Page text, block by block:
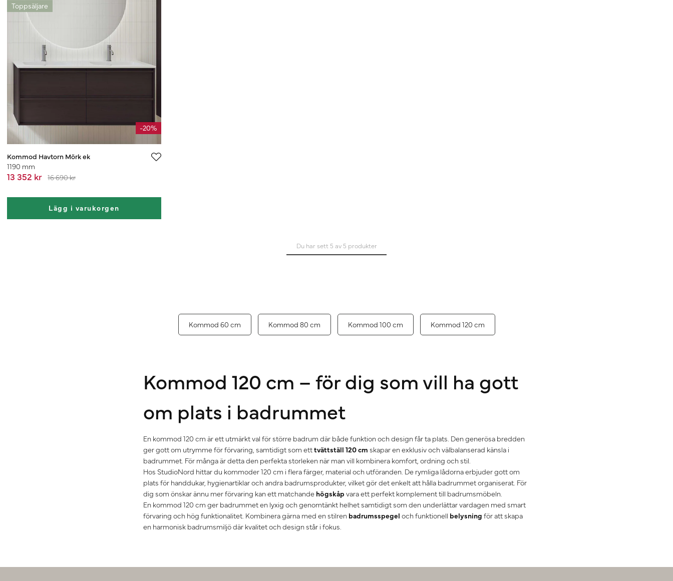
Toppsäljare
-20%
Kommod Havtorn Mörk ek
1190 mm
13 352 kr 16 690 kr
Lägg i varukorgen
Du har sett 5 av 5 produkter
Kommod 60 cm Kommod 80 cm Kommod 100 cm Kommod 120 cm
Kommod 120 cm – för dig som vill ha gott
om plats i badrummet
En kommod 120 cm är ett utmärkt val för större badrum där både funktion och design får ta plats. Den generösa bredden
ger gott om utrymme för förvaring, samtidigt som etttvättställ 120 cm skapar en exklusiv och välbalanserad känsla i
badrummet. För många är detta den perfekta storleken när man vill kombinera komfort, ordning och stil.
Hos StudioNord hittar du kommoder 120 cm i flera färger, material och utföranden. De rymliga lådorna erbjuder gott om
plats för handdukar, hygienartiklar och andra badrumsprodukter, vilket gör det enkelt att hålla badrummet organiserat. För
dig som önskar ännu mer förvaring kan ett matchande högskåp vara ett perfekt komplement till badrumsmöbeln.
En kommod 120 cm ger badrummet en lyxig och genomtänkt helhet samtidigt som den underlättar vardagen med smart
förvaring och hög funktionalitet. Kombinera gärna med en stilren badrumsspegel och funktionell belysning för att skapa
en harmonisk badrumsmiljö där kvalitet och design står i fokus.